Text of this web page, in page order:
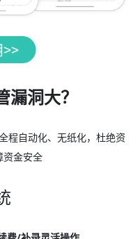
漏洞大？
程自动化、无纸化，杜绝资
资金安全